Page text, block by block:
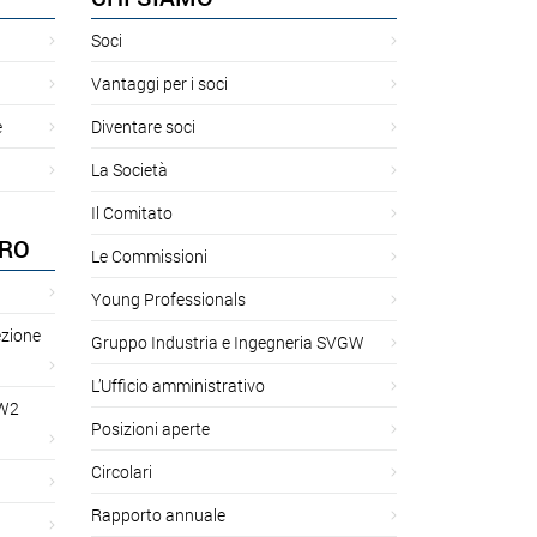
Soci
Vantaggi per i soci
Diventare soci
La Società
Il Comitato
Le Commissioni
Young Professionals
Gruppo Industria e Ingegneria SVGW
L’Ufficio amministrativo
Posizioni aperte
Circolari
Rapporto annuale